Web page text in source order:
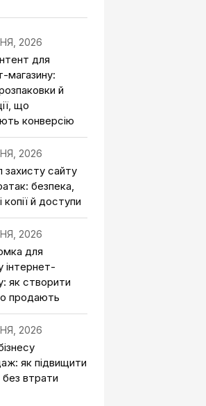
2026
для
магазину:
й
що
конверсію
2026
захисту сайту
безпека,
копії й доступи
2026
для
інтернет-
як створити
продають
2026
як підвищити
втрати